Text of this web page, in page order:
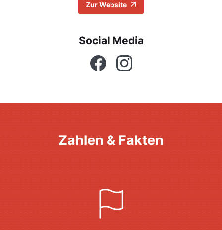
Zur Website
Social Media
FacebookInstagram
Zahlen & Fakten